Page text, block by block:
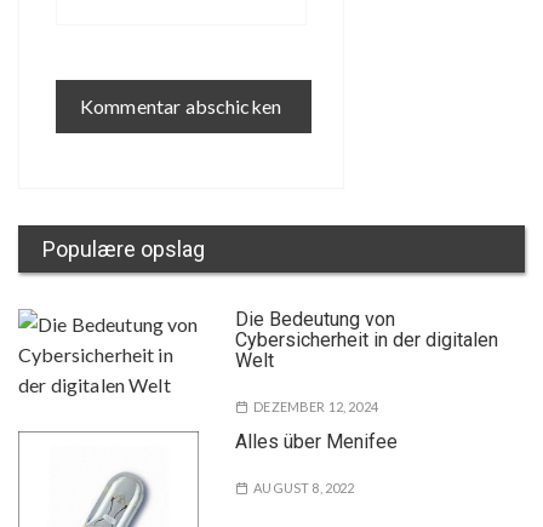
Populære opslag
Die Bedeutung von
Cybersicherheit in der digitalen
Welt
DEZEMBER 12, 2024
Alles über Menifee
AUGUST 8, 2022